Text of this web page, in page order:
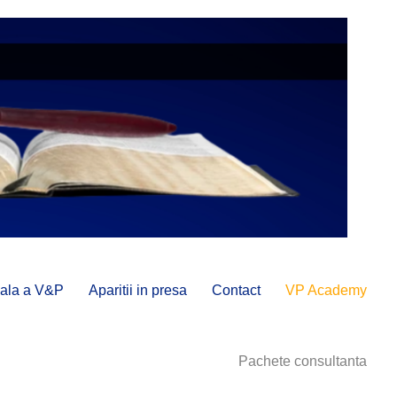
a V&P Aparitii in presa Contact VP Academy
Pachete consultanta